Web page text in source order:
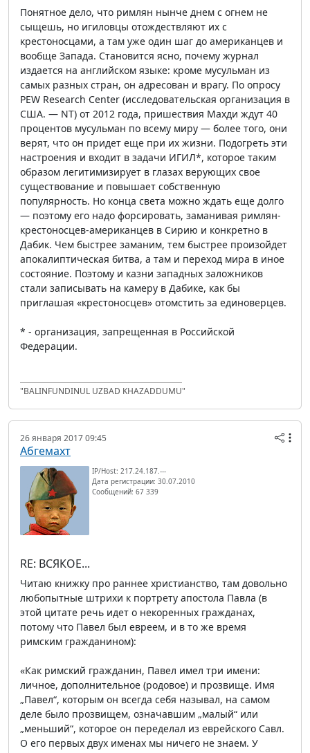
Понятное дело, что римлян нынче днем с огнем не
сыщешь, но игиловцы отождествляют их с
крестоносцами, а там уже один шаг до американцев и
вообще Запада. Становится ясно, почему журнал
издается на английском языке: кроме мусульман из
самых разных стран, он адресован и врагу. По опросу
PEW Research Center (исследовательская организация в
США. — NT) от 2012 года, пришествия Махди ждут 40
процентов мусульман по всему миру — более того, они
верят, что он придет еще при их жизни. Подогреть эти
настроения и входит в задачи ИГИЛ*, которое таким
образом легитимизирует в глазах верующих свое
существование и повышает собственную
популярность. Но конца света можно ждать еще долго
— поэтому его надо форсировать, заманивая римлян-
крестоносцев-американцев в Сирию и конкретно в
Дабик. Чем быстрее заманим, тем быстрее произойдет
апокалиптическая битва, а там и переход мира в иное
состояние. Поэтому и казни западных заложников
стали записывать на камеру в Дабике, как бы
приглашая «крестоносцев» отомстить за единоверцев.
* - организация, запрещенная в Российской
Федерации.
"BALINFUNDINUL UZBAD KHAZADDUMU"
26 января 2017 09:45
Абгемахт
IP/Host: 217.24.187.---
Дата регистрации: 30.07.2010
Сообщений: 67 339
RE: ВСЯКОЕ...
Читаю книжку про раннее христианство, там довольно
любопытные штрихи к портрету апостола Павла (в
этой цитате речь идет о некоренных гражданах,
потому что Павел был евреем, и в то же время
римским гражданином):
«Как римский гражданин, Павел имел три имени:
личное, дополнительное (родовое) и прозвище. Имя
„Павел“, которым он всегда себя называл, на самом
деле было прозвищем, означавшим „малый“ или
„меньший“, которое он переделал из еврейского Савл.
О его первых двух именах мы ничего не знаем. У